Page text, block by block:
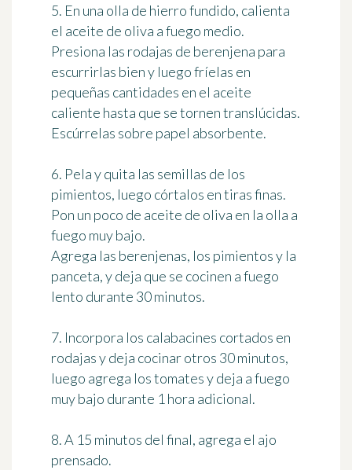
5. En una olla de hierro fundido, calienta
el aceite de oliva a fuego medio.
Presiona las rodajas de berenjena para
escurrirlas bien y luego fríelas en
pequeñas cantidades en el aceite
caliente hasta que se tornen translúcidas.
Escúrrelas sobre papel absorbente.
6. Pela y quita las semillas de los
pimientos, luego córtalos en tiras finas.
Pon un poco de aceite de oliva en la olla a
fuego muy bajo.
Agrega las berenjenas, los pimientos y la
panceta, y deja que se cocinen a fuego
lento durante 30 minutos.
7. Incorpora los calabacines cortados en
rodajas y deja cocinar otros 30 minutos,
luego agrega los tomates y deja a fuego
muy bajo durante 1 hora adicional.
8. A 15 minutos del final, agrega el ajo
prensado.